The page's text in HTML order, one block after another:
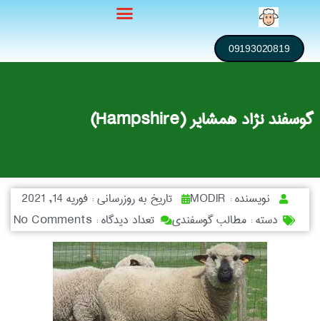
09193020819
گوسفند نژاد همشایر (Hampshire)
نویسنده : تاریخ به روزرسانی : فوریه 14, 2021
دسته : مطالب گوسفندی تعداد دیدگاه : No Comments